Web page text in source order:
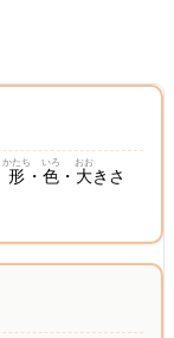
形
かたち
・ 色
いろ
・ 大
おお
きさ